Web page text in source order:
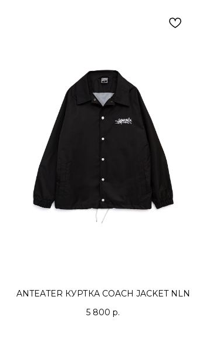
ANTEATER КУРТКА COACH JACKET NLN
5 800 р.